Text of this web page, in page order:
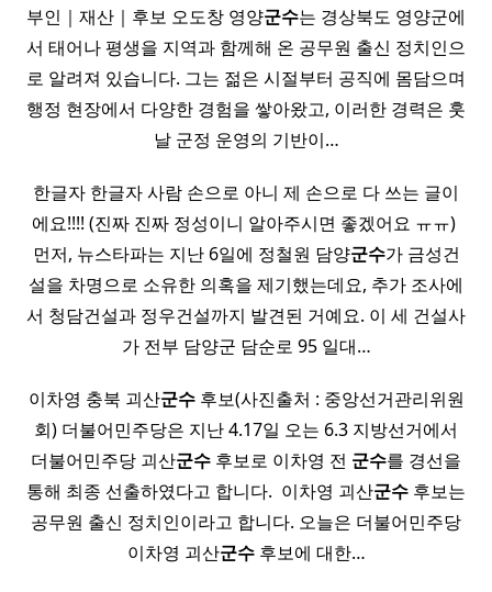
부인｜재산｜후보 오도창 영양군수는 경상북도 영양군에
서 태어나 평생을 지역과 함께해 온 공무원 출신 정치인으
로 알려져 있습니다. 그는 젊은 시절부터 공직에 몸담으며
행정 현장에서 다양한 경험을 쌓아왔고, 이러한 경력은 훗
날 군정 운영의 기반이…
한글자 한글자 사람 손으로 아니 제 손으로 다 쓰는 글이
에요!!!! (진짜 진짜 정성이니 알아주시면 좋겠어요 ㅠㅠ) ​
먼저, 뉴스타파는 지난 6일에 정철원 담양군수가 금성건
설을 차명으로 소유한 의혹을 제기했는데요, 추가 조사에
서 청담건설과 정우건설까지 발견된 거예요. 이 세 건설사
가 전부 담양군 담순로 95 일대…
이차영 충북 괴산군수후보(사진출처 : 중앙선거관리위원
회) 더불어민주당은 지난 4.17일 오는 6.3 지방선거에서
더불어민주당 괴산군수 후보로 이차영 전 군수를 경선을
통해 최종 선출하였다고 합니다. ​ 이차영 괴산군수 후보는
공무원 출신 정치인이라고 합니다. 오늘은 더불어민주당
이차영 괴산군수후보에 대한…